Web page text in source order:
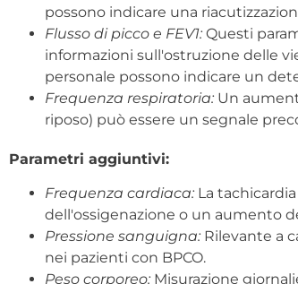
possono indicare una
Flusso di picco e FEV1: Questi
informazioni sull'ostruzione delle
personale possono indicare un
Frequenza respiratoria: Un
riposo) può essere un segnale
Parametri aggiuntivi:
Frequenza cardiaca: La
dell'ossigenazione o un aumento
Pressione sanguigna: Rilevante a
nei pazienti con BPCO.
Peso corporeo: Misurazione